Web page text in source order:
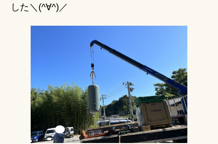
した＼(^∀^)／